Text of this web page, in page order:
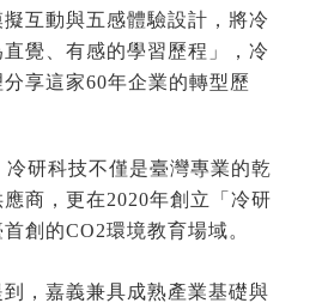
擬互動與五感體驗設計，將冷
覺、有感的學習歷程」，冷
享這家60年企業的轉型歷
研科技不僅是臺灣專業的乾
商，更在2020年創立「冷研
創的CO2環境教育場域。
，嘉義兼具成熟產業基礎與